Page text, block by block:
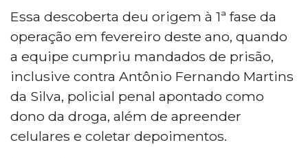
Essa descoberta deu origem à 1ª fase da
operação em fevereiro deste ano, quando
a equipe cumpriu mandados de prisão,
inclusive contra Antônio Fernando Martins
da Silva, policial penal apontado como
dono da droga, além de apreender
celulares e coletar depoimentos.